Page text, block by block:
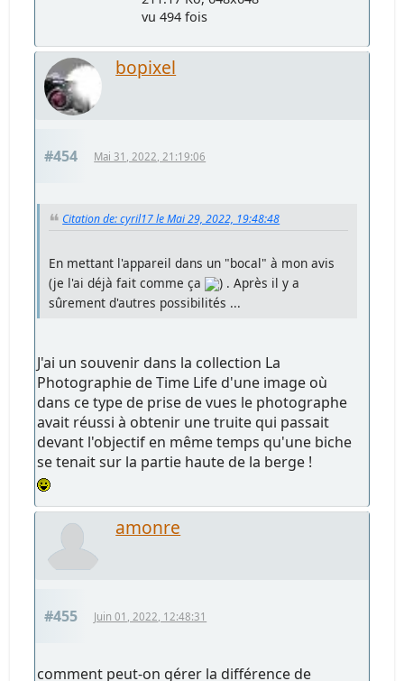
vu 494 fois
bopixel
#454 Mai 31, 2022, 21:19:06
Citation de: cyril17 le Mai 29, 2022, 19:48:48
En mettant l'appareil dans un "bocal" à mon avis
(je l'ai déjà fait comme ça
) . Après il y a
sûrement d'autres possibilités ...
J'ai un souvenir dans la collection La
Photographie de Time Life d'une image où
dans ce type de prise de vues le photographe
avait réussi à obtenir une truite qui passait
devant l'objectif en même temps qu'une biche
se tenait sur la partie haute de la berge !
amonre
#455 Juin 01, 2022, 12:48:31
comment peut-on gérer la différence de